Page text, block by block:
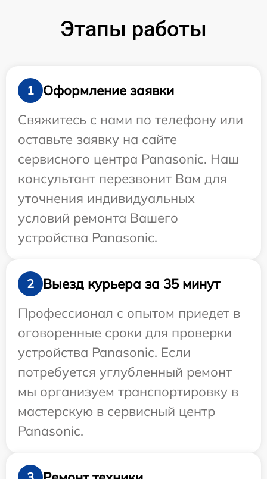
Этапы работы
1
Оформление заявки
Свяжитесь с нами по телефону или
оставьте заявку на сайте
сервисного центра Panasonic. Наш
консультант перезвонит Вам для
уточнения индивидуальных
условий ремонта Вашего
устройства Panasonic.
2
Выезд курьера за 35 минут
Профессионал с опытом приедет в
оговоренные сроки для проверки
устройства Panasonic. Если
потребуется углубленный ремонт
мы организуем транспортировку в
мастерскую в сервисный центр
Panasonic.